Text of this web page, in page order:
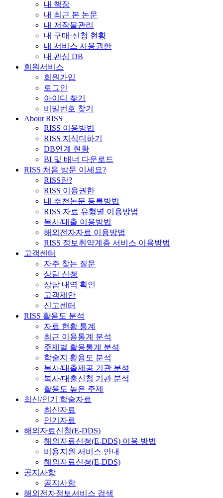
내 책장
내 최근 본 논문
내 저작물관리
내 구매·신청 현황
내 서비스 사용권한
내 관심 DB
회원서비스
회원가입
로그인
아이디 찾기
비밀번호 찾기
About RISS
RISS 이용방법
RISS 지식더하기
DB연계 현황
BI 및 배너 다운로드
RISS 처음 방문 이세요?
RISS란?
RISS 이용권한
내 추천논문 등록방법
RISS 자료 유형별 이용방법
복사/대출 이용방법
해외전자자료 이용방법
RISS 정보취약계층 서비스 이용방법
고객센터
자주 찾는 질문
상담 신청
상담 내역 확인
고객제안
신고센터
RISS 활용도 분석
자료 현황 통계
최근 이용통계 분석
주제별 활용통계 분석
학술지 활용도 분석
복사/대출제공 기관 분석
복사/대출신청 기관 분석
활용도 높은 주제
최신/인기 학술자료
최신자료
인기자료
해외자료신청(E-DDS)
해외자료신청(E-DDS) 이용 방법
비용지원 서비스 안내
해외자료신청(E-DDS)
공지사항
공지사항
해외전자정보서비스 검색